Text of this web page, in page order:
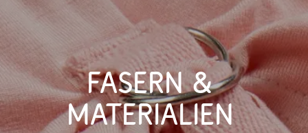
Fasern &
Materialien